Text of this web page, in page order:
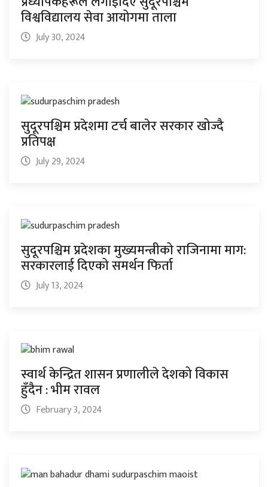
विश्वविद्यालय सेवा आयोगमा ताला
July 30, 2024
सुदूरपश्चिम प्रदेशमा टर्च बालेर सरकार खोज्दै
प्रतिपक्ष
July 29, 2024
सुदूरपश्चिम प्रदेशका मुख्यमन्त्रीको राजिनामा माग:
सरकारलाई दिएको समर्थन फिर्ता
July 13, 2024
स्वार्थ केन्द्रित शासन प्रणालीले देशको विकास
हुँदैन : भीम रावल
February 3, 2024